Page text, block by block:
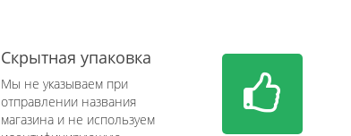
Скрытная упаковка
Мы не указываем при
отправлении названия
магазина и не используем